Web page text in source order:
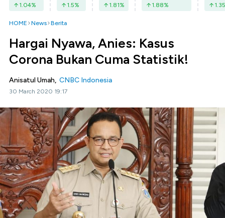
1.04% 1.5% 1.81% 1.88% 1.35
HOME News Berita
Hargai Nyawa, Anies: Kasus
Corona Bukan Cuma Statistik!
Anisatul Umah, CNBC Indonesia
30 March 2020 19:17